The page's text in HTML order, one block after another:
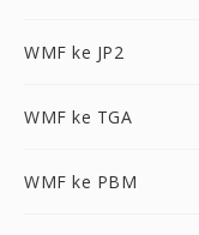
WMF ke JP2
WMF ke TGA
WMF ke PBM